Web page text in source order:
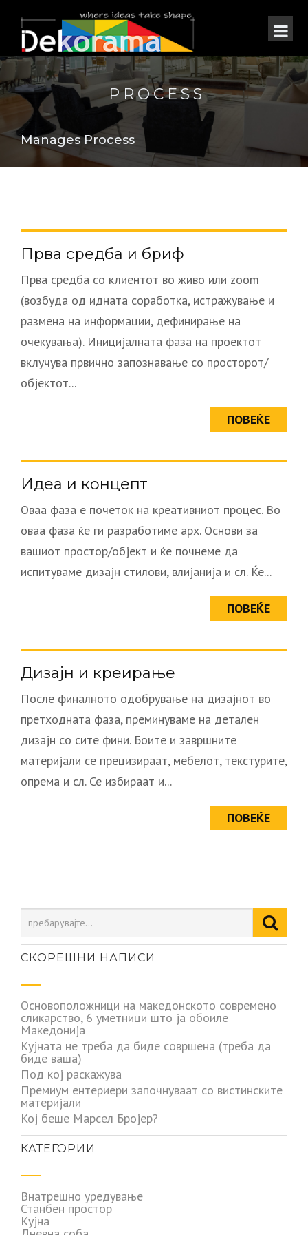
PROCESS
Manages Process
Прва средба и бриф
Прва средба со клиентот во живо или zoom
(возбуда од идната соработка, истражување и
размена на информации, дефинирање на
очекувања). Иницијалната фаза на проектот
вклучува првично запознавање со просторот/
објектот...
ПОВЕЌЕ
Идеа и концепт
Оваа фаза е почеток на креативниот процес. Во
оваа фаза ќе ги разработиме арх. Основи за
вашиот простор/објект и ќе почнеме да
испитуваме дизајн стилови, влијанија и сл. Ќе...
ПОВЕЌЕ
Дизајн и креирање
После финалното одобрување на дизајнот во
претходната фаза, преминуваме на детален
дизајн со сите фини. Боите и завршните
материјали се прецизираат, мебелот, текстурите,
опрема и сл. Се избираат и...
ПОВЕЌЕ
СКОРЕШНИ НАПИСИ
Основоположници на македонското современо
сликарство, 6 уметници што ја обоиле
Македонија
Кујната не треба да биде совршена (треба да
биде ваша)
Под кој раскажува
Премиум ентериери започнуваат со вистинските
материјали
Кој беше Марсел Бројер?
КАТЕГОРИИ
Внатрешно уредување
Станбен простор
Кујна